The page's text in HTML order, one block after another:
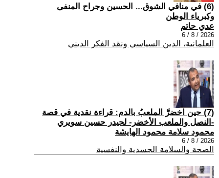
(6) في منافي الشوق... الحسين وجراح المنفى
وكبرياء الوطن
عدي حاتم
2026 / 8 / 6
العلمانية، الدين السياسي ونقد الفكر الديني
(7) حين اخضرَّ الملعبُ بالدم: قراءة نقدية في قصة
-النصل والملعب الأخضر- لحيدر حسين سويري
محمود سلامة محمود الهايشة
2026 / 8 / 6
الصحة والسلامة الجسدية والنفسية